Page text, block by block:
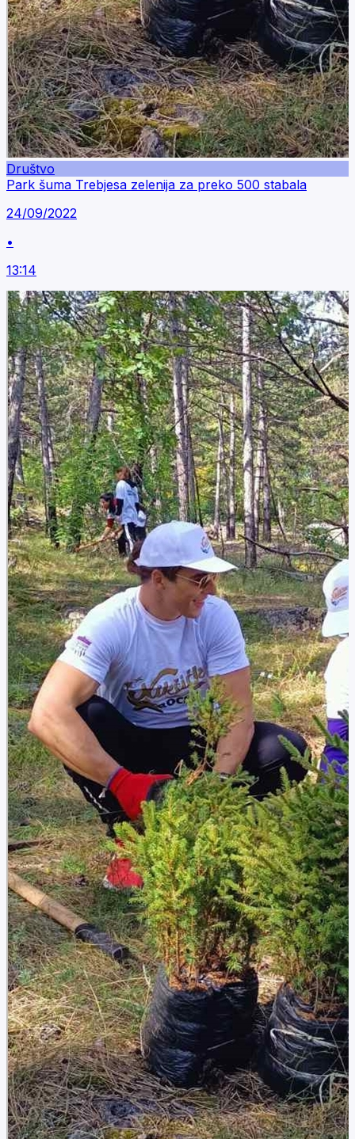
Društvo
Park šuma Trebjesa zelenija za preko 500 stabala
24/09/2022
•
13:14